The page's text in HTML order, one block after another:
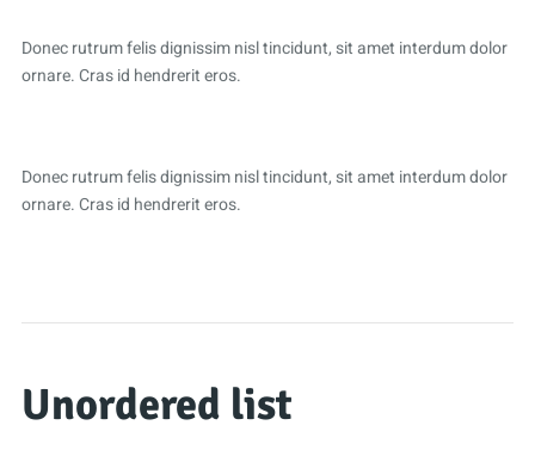
Donec rutrum felis dignissim nisl tincidunt, sit amet interdum dolor
ornare. Cras id hendrerit eros.
Donec rutrum felis dignissim nisl tincidunt, sit amet interdum dolor
ornare. Cras id hendrerit eros.
Unordered list